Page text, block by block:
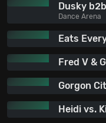
Dusky
Dance Arena
Eats
Fred V &
Gorgon
Heidi vs.